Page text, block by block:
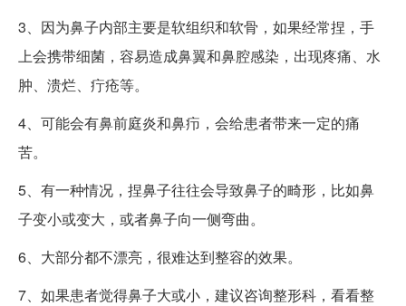
3、因为鼻子内部主要是软组织和软骨，如果经常捏，手
上会携带细菌，容易造成鼻翼和鼻腔感染，出现疼痛、水
肿、溃烂、疔疮等。
4、可能会有鼻前庭炎和鼻疖，会给患者带来一定的痛
苦。
5、有一种情况，捏鼻子往往会导致鼻子的畸形，比如鼻
子变小或变大，或者鼻子向一侧弯曲。
6、大部分都不漂亮，很难达到整容的效果。
7、如果患者觉得鼻子大或小，建议咨询整形科，看看整